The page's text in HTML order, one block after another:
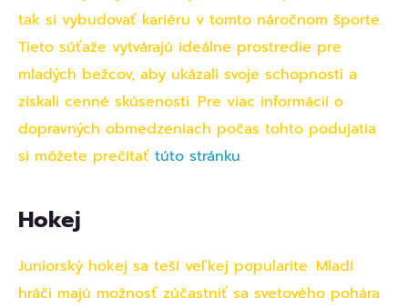
tak si vybudovať kariéru v tomto náročnom športe.
Tieto súťaže vytvárajú ideálne prostredie pre
mladých bežcov, aby ukázali svoje schopnosti a
získali cenné skúsenosti. Pre viac informácií o
dopravných obmedzeniach počas tohto podujatia
si môžete prečítať túto stránku.
Hokej
Juniorský hokej sa teší veľkej popularite. Mladí
hráči majú možnosť zúčastniť sa svetového pohára